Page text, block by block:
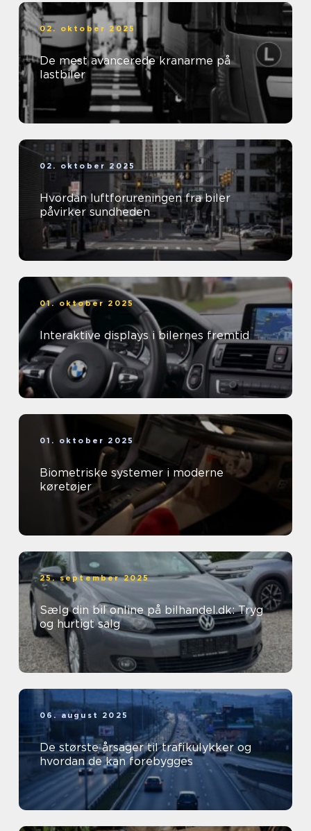
02. oktober 2025
De mest avancerede kranarme på
lastbiler
02. oktober 2025
Hvordan luftforureningen fra biler
påvirker sundheden
01. oktober 2025
Interaktive displays i bilernes fremtid
01. oktober 2025
Biometriske systemer i moderne
køretøjer
25. september 2025
Sælg din bil online på bilhandel.dk: Tryg
og hurtigt salg
06. august 2025
De største årsager til trafikulykker og
hvordan de kan forebygges